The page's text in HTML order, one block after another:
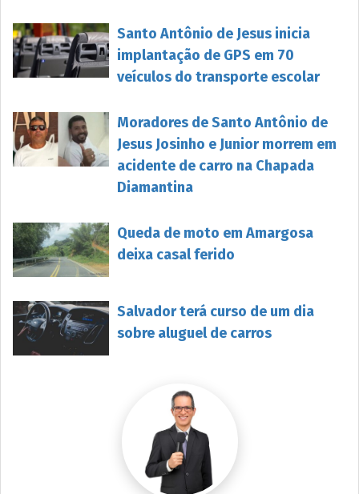
Santo Antônio de Jesus inicia
implantação de GPS em 70
veículos do transporte escolar
Moradores de Santo Antônio de
Jesus Josinho e Junior morrem em
acidente de carro na Chapada
Diamantina
Queda de moto em Amargosa
deixa casal ferido
Salvador terá curso de um dia
sobre aluguel de carros